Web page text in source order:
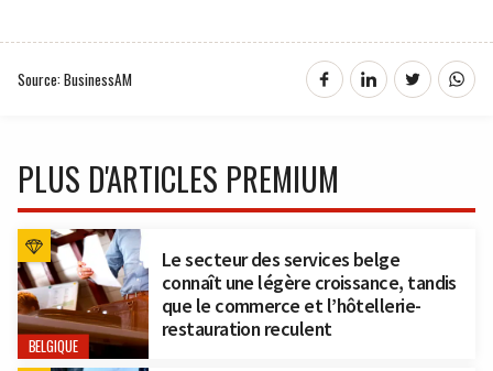
Source: BusinessAM
PLUS D'ARTICLES PREMIUM
BELGIQUE
Le secteur des services belge
connaît une légère croissance, tandis
que le commerce et l’hôtellerie-
restauration reculent